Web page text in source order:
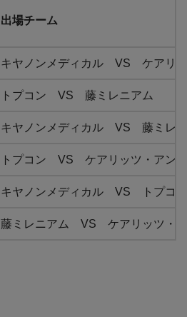
出場チーム
キヤノンメディカル VS ケアリッ
トプコン VS 藤ミレニアム
キヤノンメディカル VS 藤ミレ
トプコン VS ケアリッツ・アン
キヤノンメディカル VS トプコン
藤ミレニアム VS ケアリッツ・ア